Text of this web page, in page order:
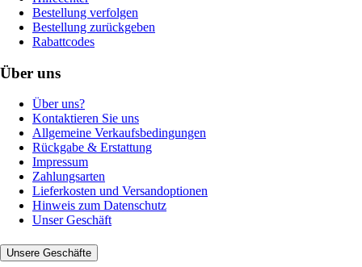
Bestellung verfolgen
Bestellung zurückgeben
Rabattcodes
Über uns
Über uns?
Kontaktieren Sie uns
Allgemeine Verkaufsbedingungen
Rückgabe & Erstattung
Impressum
Zahlungsarten
Lieferkosten und Versandoptionen
Hinweis zum Datenschutz
Unser Geschäft
Unsere Geschäfte